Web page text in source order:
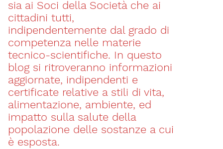
Via Giovanni Pascoli, 3
20129, Milano
C.F. 96330980580
P.I. 06792491000
T. 02-29520311
segreteria@sitox.org
CONTATTACI
sia ai Soci della Società che ai
cittadini tutti,
indipendentemente dal grado di
competenza nelle materie
tecnico-scientifiche. In questo
blog si ritroveranno informazioni
aggiornate, indipendenti e
certificate relative a stili di vita,
alimentazione, ambiente, ed
impatto sulla salute della
popolazione delle sostanze a cui
è esposta.